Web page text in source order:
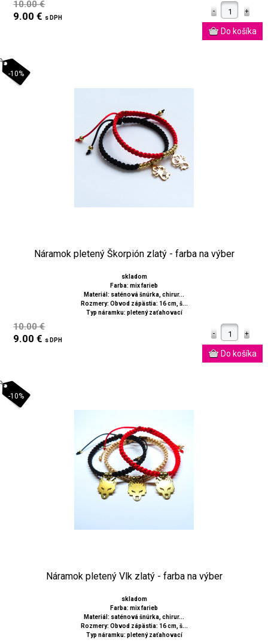
10.00 €
9.00 € s DPH
-10%
Náramok pletený Škorpión zlatý - farba na výber
skladom
Farba: mix farieb
Materiál: saténová šnúrka, chirur...
Rozmery: Obvod zápästia: 16 cm, š...
Typ náramku: pletený zaťahovací
10.00 €
9.00 € s DPH
-10%
Náramok pletený Vlk zlatý - farba na výber
skladom
Farba: mix farieb
Materiál: saténová šnúrka, chirur...
Rozmery: Obvod zápästia: 16 cm, š...
Typ náramku: pletený zaťahovací